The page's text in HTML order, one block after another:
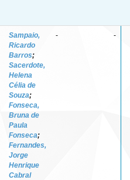
Sampaio,
Ricardo
Barros;
Sacerdote,
Helena
Célia de
Souza;
Fonseca,
Bruna de
Paula
Fonseca;
Fernandes,
Jorge
Henrique
Cabral
- -